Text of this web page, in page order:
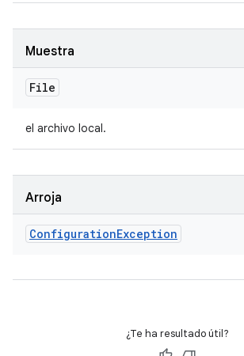
Muestra
File
el archivo local.
Arroja
ConfigurationException
¿Te ha resultado útil?